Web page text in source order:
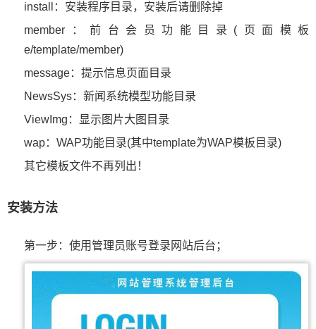
install：安装程序目录，安装后请删除掉
member：前台会员功能目录(页面模板
e/template/member)
message：提示信息页面目录
NewsSys：新闻系统模型功能目录
ViewImg：显示图片大图目录
wap：WAP功能目录(其中template为WAP模板目录)
其它模板文件不再列出！
安装方法
第一步：使用管理员账号登录网站后台；